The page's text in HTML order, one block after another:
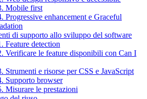
Mobile first
Progressive enhancement e Graceful
di supporto allo sviluppo del software
Feature detection
Verificare le feature disponibili con Can I
Strumenti e risorse per CSS e JavaScript
Supporto browser
Misurare le prestazioni